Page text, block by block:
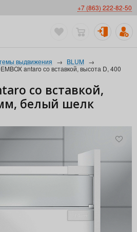
+7 (863) 222-82-50
выдвижения → BLUM →
antaro со вставкой, высота D, 400
со вставкой,
белый шелк